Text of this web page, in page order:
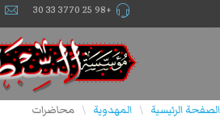
+98 25 3770 33 30
الصفحة الرئيسية \ المهدوية \ محاضرات